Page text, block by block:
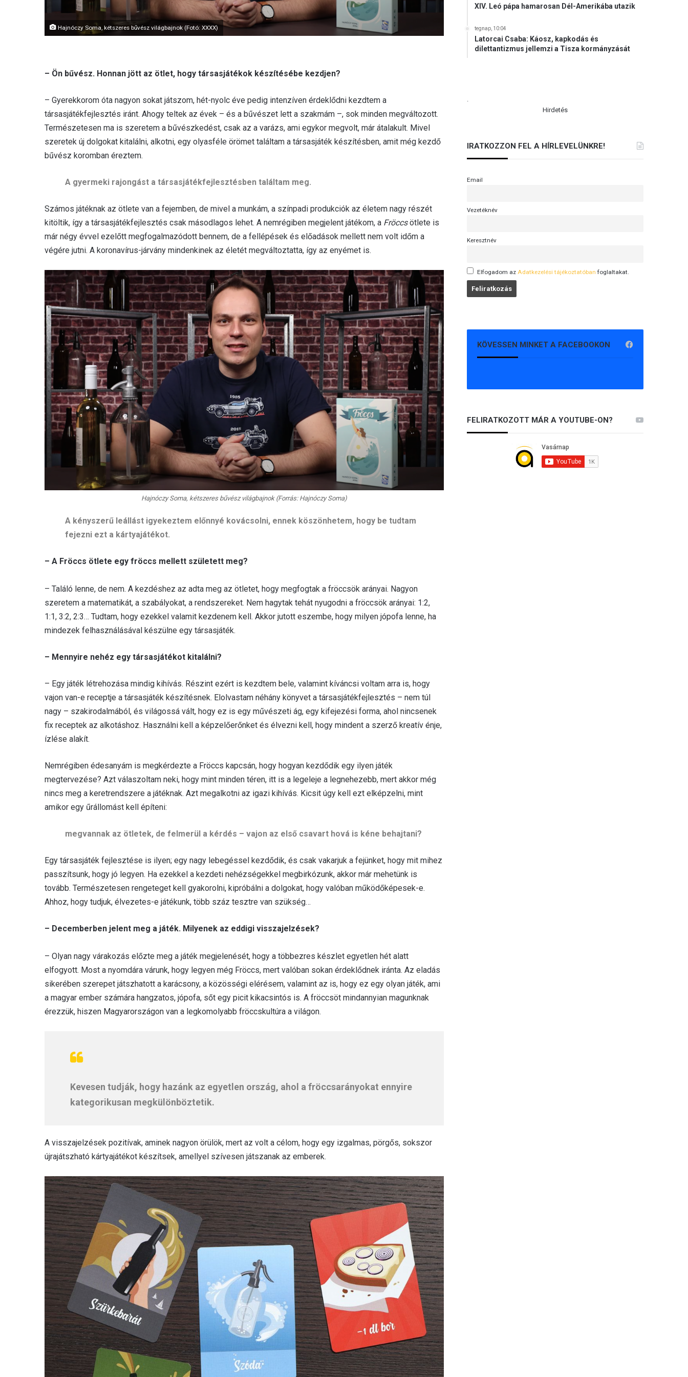
Hajnóczy Soma, kétszeres bűvész világbajnok (Fotó: XXXX)
– Ön bűvész. Honnan jött az ötlet, hogy társasjátékok készítésébe kezdjen?
– Gyerekkorom óta nagyon sokat játszom, hét-nyolc éve pedig intenzíven érdeklődni kezdtem a
társasjátékfejlesztés iránt. Ahogy teltek az évek – és a bűvészet lett a szakmám –, sok minden megváltozott.
Természetesen ma is szeretem a bűvészkedést, csak az a varázs, ami egykor megvolt, már átalakult. Mivel
szeretek új dolgokat kitalálni, alkotni, egy olyasféle örömet találtam a társasjáték készítésben, amit még kezdő
bűvész koromban éreztem.
A gyermeki rajongást a társasjátékfejlesztésben találtam meg.
Számos játéknak az ötlete van a fejemben, de mivel a munkám, a színpadi produkciók az életem nagy részét
kitöltik, így a társasjátékfejlesztés csak másodlagos lehet. A nemrégiben megjelent játékom, a Fröccsötlete is
már négy évvel ezelőtt megfogalmazódott bennem, de a fellépések és előadások mellett nem volt időm a
végére jutni. A koronavírus-járvány mindenkinek az életét megváltoztatta, így az enyémet is.
Hajnóczy Soma, kétszeres bűvész világbajnok (Forrás: Hajnóczy Soma)
A kényszerű leállást igyekeztem előnnyé kovácsolni, ennek köszönhetem, hogy be tudtam
fejezni ezt a kártyajátékot.
– A Fröccs ötlete egy fröccs mellett született meg?
– Találó lenne, de nem. A kezdéshez az adta meg az ötletet, hogy megfogtak a fröccsök arányai. Nagyon
szeretem a matematikát, a szabályokat, a rendszereket. Nem hagytak tehát nyugodni a fröccsök arányai: 1:2,
1:1, 3:2, 2:3… Tudtam, hogy ezekkel valamit kezdenem kell. Akkor jutott eszembe, hogy milyen jópofa lenne, ha
mindezek felhasználásával készülne egy társasjáték.
– Mennyire nehéz egy társasjátékot kitalálni?
– Egy játék létrehozása mindig kihívás. Részint ezért is kezdtem bele, valamint kíváncsi voltam arra is, hogy
vajon van-e receptje a társasjáték készítésnek. Elolvastam néhány könyvet a társasjátékfejlesztés – nem túl
nagy – szakirodalmából, és világossá vált, hogy ez is egy művészeti ág, egy kifejezési forma, ahol nincsenek
fix receptek az alkotáshoz. Használni kell a képzelőerőnket és élvezni kell, hogy mindent a szerző kreatív énje,
ízlése alakít.
Nemrégiben édesanyám is megkérdezte a Fröccs kapcsán, hogy hogyan kezdődik egy ilyen játék
megtervezése? Azt válaszoltam neki, hogy mint minden téren, itt is a legeleje a legnehezebb, mert akkor még
nincs meg a keretrendszere a játéknak. Azt megalkotni az igazi kihívás. Kicsit úgy kell ezt elképzelni, mint
amikor egy űrállomást kell építeni:
megvannak az ötletek, de felmerül a kérdés – vajon az első csavart hová is kéne behajtani?
Egy társasjáték fejlesztése is ilyen; egy nagy lebegéssel kezdődik, és csak vakarjuk a fejünket, hogy mit mihez
passzítsunk, hogy jó legyen. Ha ezekkel a kezdeti nehézségekkel megbirkózunk, akkor már mehetünk is
tovább. Természetesen rengeteget kell gyakorolni, kipróbálni a dolgokat, hogy valóban működőképesek-e.
Ahhoz, hogy tudjuk, élvezetes-e játékunk, több száz tesztre van szükség…
– Decemberben jelent meg a játék. Milyenek az eddigi visszajelzések?
– Olyan nagy várakozás előzte meg a játék megjelenését, hogy a többezres készlet egyetlen hét alatt
elfogyott. Most a nyomdára várunk, hogy legyen még Fröccs, mert valóban sokan érdeklődnek iránta. Az eladás
sikerében szerepet játszhatott a karácsony, a közösségi elérésem, valamint az is, hogy ez egy olyan játék, ami
a magyar ember számára hangzatos, jópofa, sőt egy picit kikacsintós is. A fröccsöt mindannyian magunknak
érezzük, hiszen Magyarországon van a legkomolyabb fröccskultúra a világon.
Kevesen tudják, hogy hazánk az egyetlen ország, ahol a fröccsarányokat ennyire
kategorikusan megkülönböztetik.
A visszajelzések pozitívak, aminek nagyon örülök, mert az volt a célom, hogy egy izgalmas, pörgős, sokszor
újrajátszható kártyajátékot készítsek, amellyel szívesen játszanak az emberek.
XIV. Leó pápa hamarosan Dél-Amerikába utazik
tegnap, 10:04
Latorcai Csaba: Káosz, kapkodás és
dilettantizmus jellemzi a Tisza kormányzását
.
Hirdetés
IRATKOZZON FEL A HÍRLEVELÜNKRE!
Email
Vezetéknév
Keresztnév
Elfogadom az Adatkezelési tájékoztatóban foglaltakat.
KÖVESSEN MINKET A FACEBOOKON
FELIRATKOZOTT MÁR A YOUTUBE-ON?